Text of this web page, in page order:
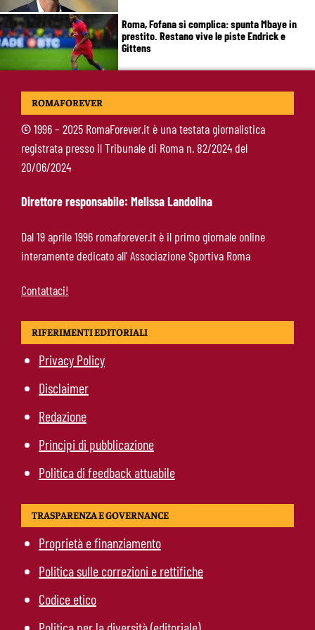
Roma, Fofana si complica: spunta Mbaye in
prestito. Restano vive le piste Endrick e
Gittens
Pellegrini, Gasperini frena il rientro: “Ci vorrà
Gasperini boccia la Roma: “Partita pessima”.
E lancia un altro messaggio sul mercato
ROMAFOREVER
©1996 – 2025 RomaForever.it è una testata giornalistica
registrata presso il Tribunale di Roma n. 82/2024 del
20/06/2024
Direttore responsabile: Melissa Landolina
Dal 19 aprile 1996 romaforever.it è il primo giornale online
interamente dedicato all’ Associazione Sportiva Roma
Contattaci!
RIFERIMENTI EDITORIALI
Privacy Policy
Disclaimer
Redazione
Principi di pubblicazione
Politica di feedback attuabile
TRASPARENZA E GOVERNANCE
Proprietà e finanziamento
Politica sulle correzioni e rettifiche
Codice etico